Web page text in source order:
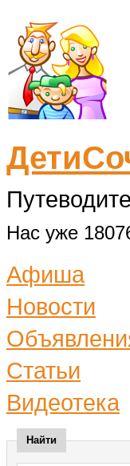
Нас уже
Афиша
Новости
Статьи
Видеотека
Найти